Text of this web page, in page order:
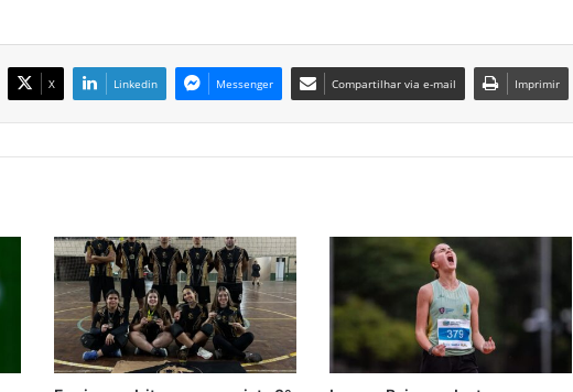
X Linkedin Messenger Compartilhar via e-mail Imprimir